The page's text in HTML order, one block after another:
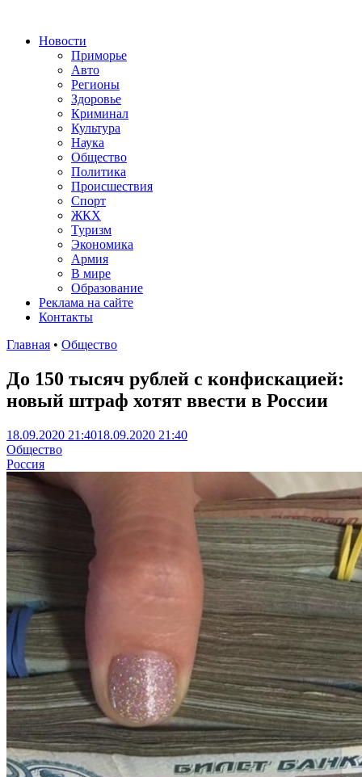
Новости
Приморье
Авто
Регионы
Здоровье
Криминал
Культура
Наука
Общество
Политика
Происшествия
Спорт
ЖКХ
Туризм
Экономика
Армия
В мире
Образование
Реклама на сайте
Контакты
Главная • Общество
До 150 тысяч рублей с конфискацией:
новый штраф хотят ввести в России
18.09.2020 21:4018.09.2020 21:40
Общество
Россия